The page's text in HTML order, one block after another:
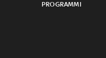
PROGRAMMI